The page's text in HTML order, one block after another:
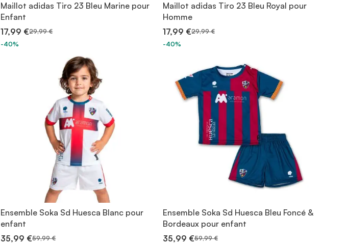
Maillot adidas Tiro 23 Bleu Marine pour
Enfant
17,99 €29,99 €
-40%
Maillot adidas Tiro 23 Bleu Royal pour
Homme
17,99 €29,99 €
-40%
Ensemble Soka Sd Huesca Blanc pour
enfant
35,99 €59,99 €
Ensemble Soka Sd Huesca Bleu Foncé &
Bordeaux pour enfant
35,99 €59,99 €